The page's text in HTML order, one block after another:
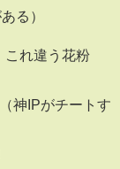
る）
これ違う花粉
神IPがチートす